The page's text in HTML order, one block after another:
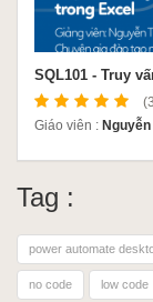
SQL101 - Truy
Giáo viên :
Tag :
power automate
no code low code